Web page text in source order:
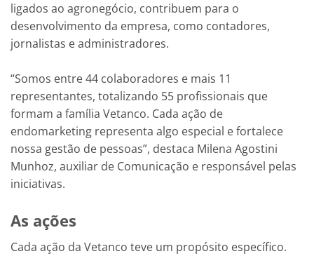
ligados ao agronegócio, contribuem para o
desenvolvimento da empresa, como contadores,
jornalistas e administradores.
“Somos entre 44 colaboradores e mais 11
representantes, totalizando 55 profissionais que
formam a família Vetanco. Cada ação de
endomarketing representa algo especial e fortalece
nossa gestão de pessoas”, destaca Milena Agostini
Munhoz, auxiliar de Comunicação e responsável pelas
iniciativas.
As ações
Cada ação da Vetanco teve um propósito específico.